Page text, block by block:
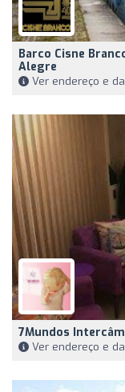
Barco Cisne
Alegre
Ver endereço e
7Mundos
Ver endereço e